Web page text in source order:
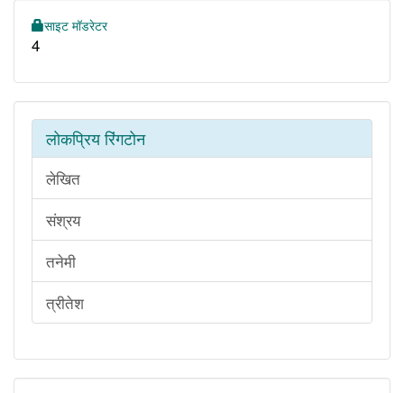
साइट मॉडरेटर
4
लोकप्रिय रिंगटोन
लेखित
संश्रय
तनेमी
त्रीतेश